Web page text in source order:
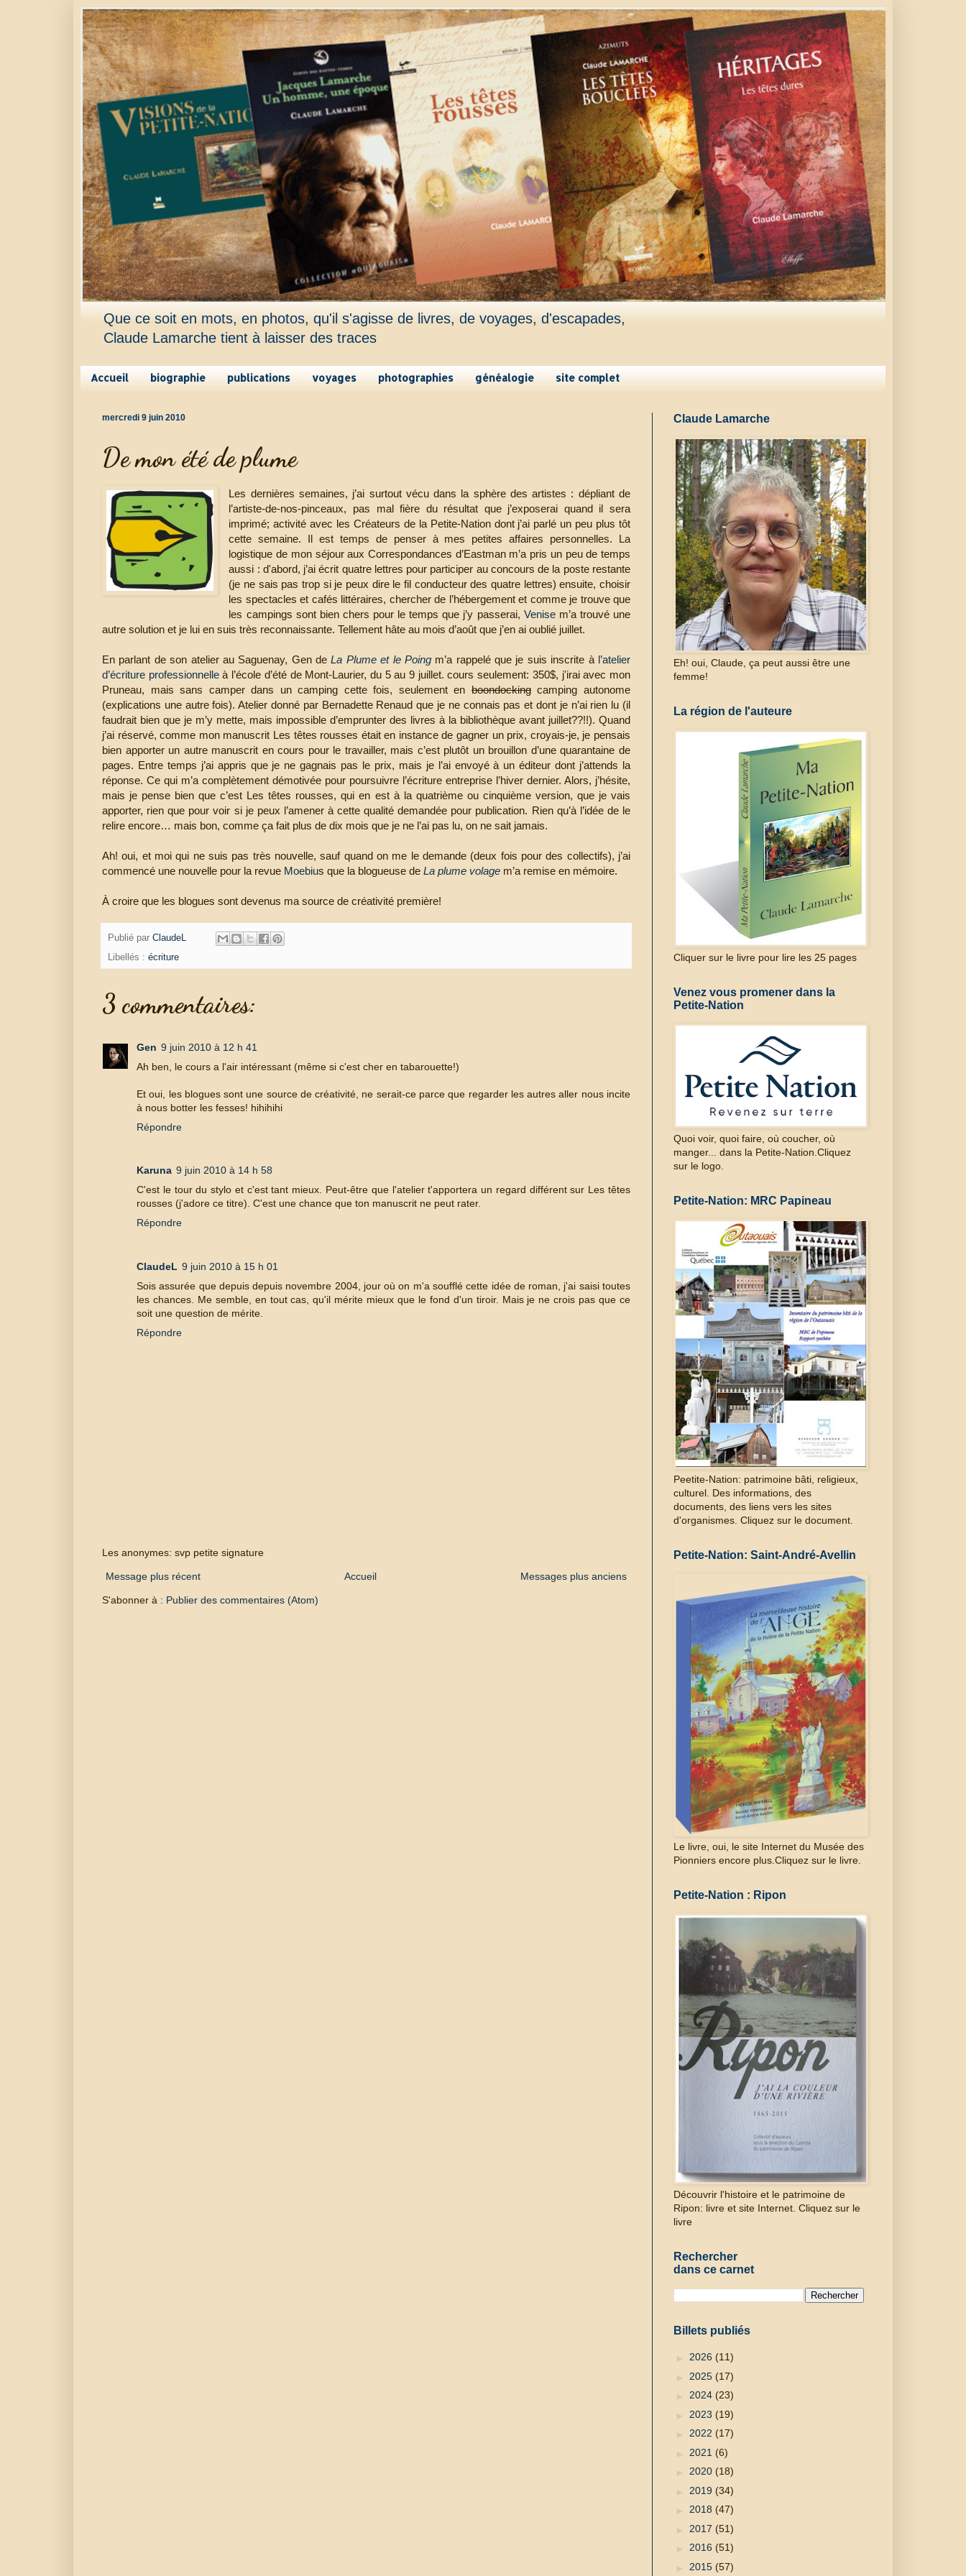
Que ce soit en mots, en photos, qu'il s'agisse de livres, de voyages, d'escapades,
Claude Lamarche tient à laisser des traces
Accueil biographie publications voyages photographies généalogie site complet
mercredi 9 juin 2010
De mon été de plume
Les dernières semaines, j’ai surtout vécu dans la sphère des artistes : dépliant de
l’artiste-de-nos-pinceaux, pas mal fière du résultat que j’exposerai quand il sera
imprimé; activité avec les Créateurs de la Petite-Nation dont j’ai parlé un peu plus tôt
cette semaine. Il est temps de penser à mes petites affaires personnelles. La
logistique de mon séjour aux Correspondances d’Eastman m’a pris un peu de temps
aussi : d'abord, j’ai écrit quatre lettres pour participer au concours de la poste restante
(je ne sais pas trop si je peux dire le fil conducteur des quatre lettres) ensuite, choisir
les spectacles et cafés littéraires, chercher de l’hébergement et comme je trouve que
les campings sont bien chers pour le temps que j’y passerai, Venisem’a trouvé une
autre solution et je lui en suis très reconnaissante. Tellement hâte au mois d’août que j’en ai oublié juillet.
En parlant de son atelier au Saguenay, Gen deLa Plume et le Poingm’a rappelé que je suis inscrite à l’atelier
d’écriture professionnelleà l’école d’été de Mont-Laurier, du 5 au 9 juillet. cours seulement: 350$, j'irai avec mon
Pruneau, mais sans camper dans un camping cette fois, seulement en boondockingcamping autonome
(explications une autre fois). Atelier donné par Bernadette Renaud que je ne connais pas et dont je n’ai rien lu (il
faudrait bien que je m’y mette, mais impossible d’emprunter des livres à la bibliothèque avant juillet??!!). Quand
j’ai réservé, comme mon manuscrit Les têtes rousses était en instance de gagner un prix, croyais-je, je pensais
bien apporter un autre manuscrit en cours pour le travailler, mais c’est plutôt un brouillon d’une quarantaine de
pages. Entre temps j’ai appris que je ne gagnais pas le prix, mais je l’ai envoyé à un éditeur dont j’attends la
réponse. Ce qui m’a complètement démotivée pour poursuivre l’écriture entreprise l’hiver dernier. Alors, j’hésite,
mais je pense bien que c’est Les têtes rousses, qui en est à la quatrième ou cinquième version, que je vais
apporter, rien que pour voir si je peux l’amener à cette qualité demandée pour publication. Rien qu’à l’idée de le
relire encore… mais bon, comme ça fait plus de dix mois que je ne l’ai pas lu, on ne sait jamais.
Ah! oui, et moi qui ne suis pas très nouvelle, sauf quand on me le demande (deux fois pour des collectifs), j’ai
commencé une nouvelle pour la revue Moebius que la blogueuse de La plume volage m’a remise en mémoire.
À croire que les blogues sont devenus ma source de créativité première!
Publié par ClaudeL
Libellés : écriture
3 commentaires:
Gen 9 juin 2010 à 12 h 41
Ah ben, le cours a l'air intéressant (même si c'est cher en tabarouette!)
Et oui, les blogues sont une source de créativité, ne serait-ce parce que regarder les autres aller nous incite
à nous botter les fesses! hihihihi
Répondre
Karuna 9 juin 2010 à 14 h 58
C'est le tour du stylo et c'est tant mieux. Peut-être que l'atelier t'apportera un regard différent sur Les têtes
rousses (j'adore ce titre). C'est une chance que ton manuscrit ne peut rater.
Répondre
ClaudeL 9 juin 2010 à 15 h 01
Sois assurée que depuis depuis novembre 2004, jour où on m'a soufflé cette idée de roman, j'ai saisi toutes
les chances. Me semble, en tout cas, qu'il mérite mieux que le fond d'un tiroir. Mais je ne crois pas que ce
soit une question de mérite.
Répondre
Les anonymes: svp petite signature
Message plus récent Messages plus anciens
Accueil
S'abonner à : Publier des commentaires (Atom)
Claude Lamarche
Eh! oui, Claude, ça peut aussi être une
femme!
La région de l'auteure
Cliquer sur le livre pour lire les 25 pages
Venez vous promener dans la
Petite-Nation
Quoi voir, quoi faire, où coucher, où
manger... dans la Petite-Nation.Cliquez
sur le logo.
Petite-Nation: MRC Papineau
Peetite-Nation: patrimoine bâti, religieux,
culturel. Des informations, des
documents, des liens vers les sites
d'organismes. Cliquez sur le document.
Petite-Nation: Saint-André-Avellin
Le livre, oui, le site Internet du Musée des
Pionniers encore plus.Cliquez sur le livre.
Petite-Nation : Ripon
Découvrir l'histoire et le patrimoine de
Ripon: livre et site Internet. Cliquez sur le
livre
Rechercher
dans ce carnet
Billets publiés
► 2026 (11)
► 2025 (17)
► 2024 (23)
► 2023 (19)
► 2022 (17)
► 2021 (6)
► 2020 (18)
► 2019 (34)
► 2018 (47)
► 2017 (51)
► 2016 (51)
► 2015 (57)